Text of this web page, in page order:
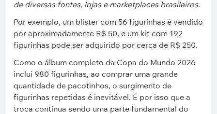
de diversas fontes, lojas e marketplaces brasileiros.
Por exemplo, um blister com 56 figurinhas é vendido
por aproximadamente R$ 50, e um kit com 192
figurinhas pode ser adquirido por cerca de R$ 250.
Como o álbum completo da Copa do Mundo 2026
inclui 980 figurinhas, ao comprar uma grande
quantidade de pacotinhos, o surgimento de
figurinhas repetidas é inevitável. É por isso que a
troca continua sendo uma parte fundamental do